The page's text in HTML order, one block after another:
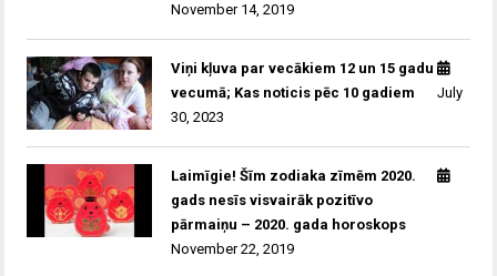
November 14, 2019
Viņi kļuva par vecākiem 12 un 15 gadu
vecumā; Kas noticis pēc 10 gadiem
July
30, 2023
Laimīgie! Šīm zodiaka zīmēm 2020.
gads nesīs visvairāk pozitīvo
pārmaiņu – 2020. gada horoskops
November 22, 2019